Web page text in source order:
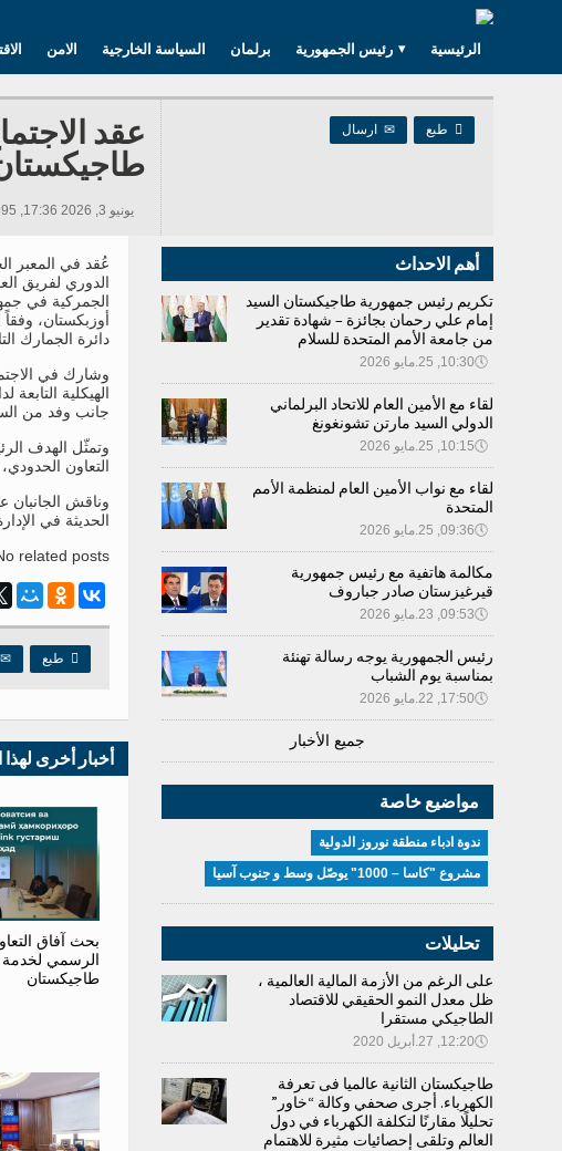
الامن السياسة الخارجية برلمان رئيس الجمهورية الرئيسية
 طبع ✉ ارسال عقد
يونيو 3, 2026 17:36, 395 مشاهدات
عُقد في المعبر
الدوري لفريق
الجمركية في
أوزبكستان،
دائرة الجمارك
وشارك في
الهيكلية
جانب وفد من
وتمثّل الهدف
التعاون
وناقش الجانبان
الحديثة في
related posts.
 طبع ✉
أخبار أخرى
بحث آفاق
الرسمي لخدمة
طاجيكستان
أهم الاحداث
تكريم رئيس جمهورية طاجيكستان السيد
إمام علي رحمان بجائزة – شهادة تقدير
من جامعة الأمم المتحدة للسلام
🕔10:30, 25.مايو 2026
لقاء مع الأمين العام للاتحاد البرلماني
الدولي السيد مارتن تشونغونغ
🕔10:15, 25.مايو 2026
لقاء مع نواب الأمين العام لمنظمة الأمم
المتحدة
🕔09:36, 25.مايو 2026
مكالمة هاتفية مع رئيس جمهورية
قيرغيزستان صادر جباروف
🕔09:53, 23.مايو 2026
رئيس الجمهورية يوجه رسالة تهنئة
بمناسبة يوم الشباب
🕔17:50, 22.مايو 2026
جميع الأخبار
مواضيع خاصة
ندوة ادباء منطقة نوروز الدولية
مشروع "كاسا – 1000" يوصّل وسط و جنوب آسيا
تحليلات
على الرغم من الأزمة المالية العالمية ،
ظل معدل النمو الحقيقي للاقتصاد
الطاجيكي مستقرا
🕔12:20, 27.أبريل 2020
طاجيكستان الثانية عالميا فى تعرفة
الكهرباء. أجرى صحفي وكالة “خاور”
تحليلًا مقارنًا لتكلفة الكهرباء في دول
العالم وتلقى إحصائيات مثيرة للاهتمام